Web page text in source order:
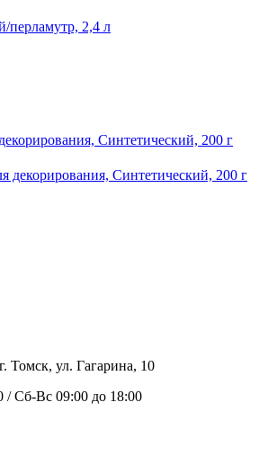
Синтетический, 200 г
г. Томск, ул. Гагарина, 10
/Сб-Вс 09:00 до 18:00